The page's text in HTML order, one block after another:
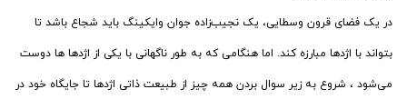
در یک فضای قرون وسطایی، یک نجیب‌زاده جوان وایکینگ باید شجاع باشد تا
بتواند با اژدها مبارزه کند. اما هنگامی که به طور ناگهانی با یکی از اژدها ها دوست
می‌شود ، شروع به زیر سوال بردن همه چیز از طبیعت ذاتی اژدها تا جایگاه خود در